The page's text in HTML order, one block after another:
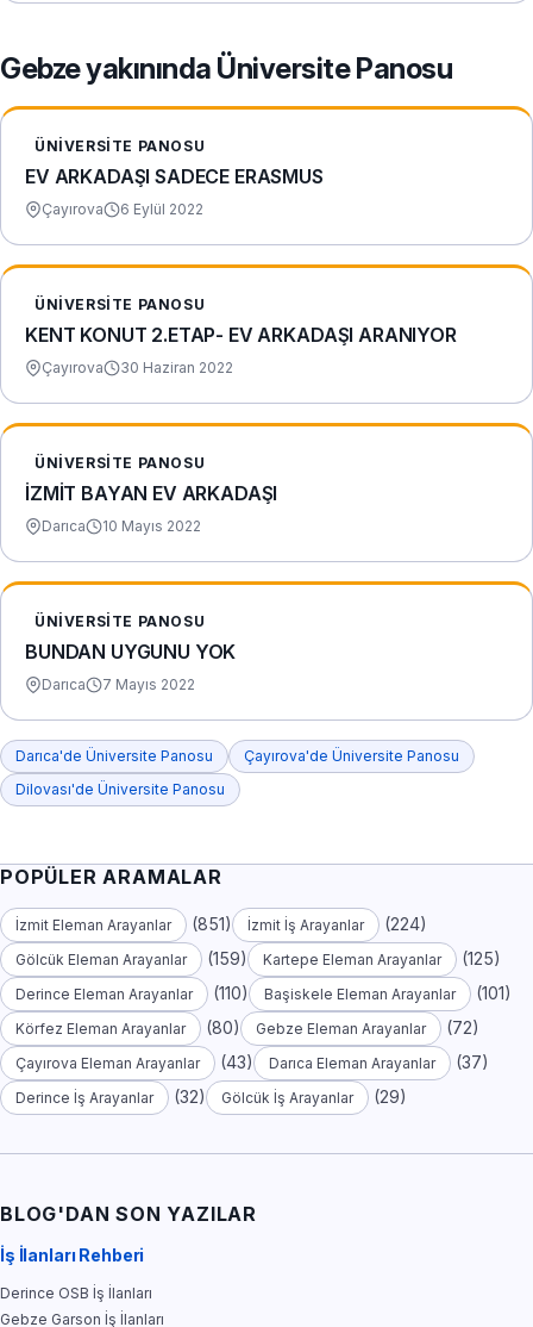
Gebze yakınında Üniversite Panosu
ÜNIVERSITE PANOSU
EV ARKADAŞI SADECE ERASMUS
Çayırova 6 Eylül 2022
ÜNIVERSITE PANOSU
KENT KONUT 2.ETAP- EV ARKADAŞI ARANIYOR
Çayırova 30 Haziran 2022
ÜNIVERSITE PANOSU
İZMİT BAYAN EV ARKADAŞI
Darıca 10 Mayıs 2022
ÜNIVERSITE PANOSU
BUNDAN UYGUNU YOK
Darıca 7 Mayıs 2022
Darıca'de Üniversite Panosu
Çayırova'de Üniversite Panosu
Dilovası'de Üniversite Panosu
POPÜLER ARAMALAR
İzmit Eleman Arayanlar (851) İzmit İş Arayanlar (224)
Gölcük Eleman Arayanlar (159) Kartepe Eleman Arayanlar (125)
Derince Eleman Arayanlar (110) Başiskele Eleman Arayanlar (101)
Körfez Eleman Arayanlar (80) Gebze Eleman Arayanlar (72)
Çayırova Eleman Arayanlar (43) Darıca Eleman Arayanlar (37)
Derince İş Arayanlar (32) Gölcük İş Arayanlar (29)
BLOG'DAN SON YAZILAR
İş İlanları Rehberi
Derince OSB İş İlanları
Gebze Garson İş İlanları